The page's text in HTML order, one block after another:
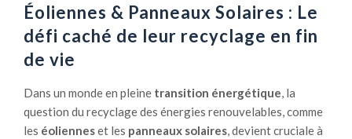
u
e
n
t
Éoliennes & Panneaux Solaires : Le
défi caché de leur recyclage en fin
de vie
Dans un monde en pleine transition énergétique, la
question du recyclage des énergies renouvelables, comme
les éolienneset les panneaux solaires, devient cruciale à